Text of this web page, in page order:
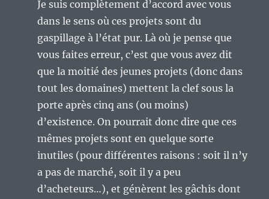
Je suis complètement d’accord avec vous
dans le sens où ces projets sont du
gaspillage à l’état pur. Là où je pense que
vous faites erreur, c’est que vous avez dit
que la moitié des jeunes projets (donc dans
tout les domaines) mettent la clef sous la
porte après cinq ans (ou moins)
d’existence. On pourrait donc dire que ces
mêmes projets sont en quelque sorte
inutiles (pour différentes raisons : soit il n’y
a pas de marché, soit il y a peu
d’acheteurs…), et génèrent les gâchis dont